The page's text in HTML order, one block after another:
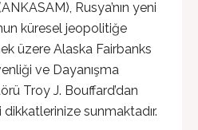
Rusya’nın yeni
küresel jeopolitiğe
üzere Alaska Fairbanks
ve Dayanışma
Troy J. Bouffard’dan
sunmaktadır.